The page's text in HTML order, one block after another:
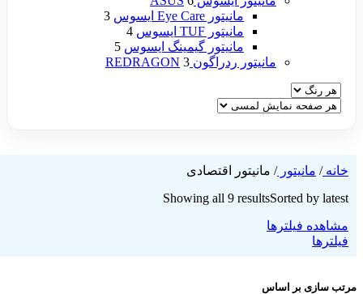
مانیتور Eye Care ایسوس
3
مانیتور TUF ایسوس
4
مانیتور گیمینگ ایسوس 5
مانیتور ردراگون REDRAGON 3
خانه/ مانیتور/ مانیتور اقتصادی
Showing all 9 resultsSorted by latest
مشاهده فیلترها
فیلترها
مرتب سازی بر اساس